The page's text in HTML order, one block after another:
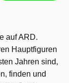
auf ARD.
Hauptfiguren
Jahren sind,
finden und